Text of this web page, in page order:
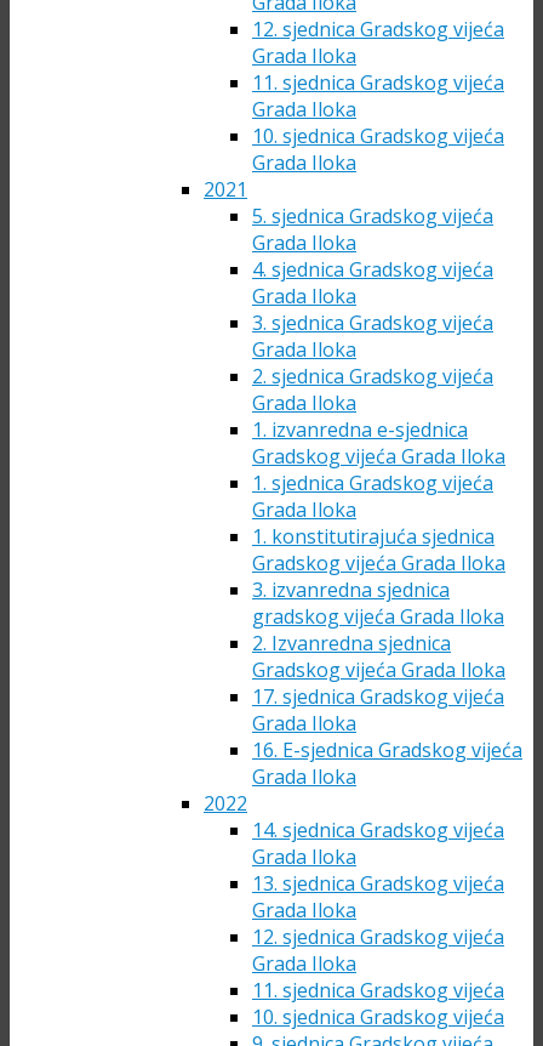
12. sjednica Gradskog vijeća
Grada Iloka
11. sjednica Gradskog vijeća
Grada Iloka
10. sjednica Gradskog vijeća
Grada Iloka
2021
5. sjednica Gradskog vijeća
Grada Iloka
4. sjednica Gradskog vijeća
Grada Iloka
3. sjednica Gradskog vijeća
Grada Iloka
2. sjednica Gradskog vijeća
Grada Iloka
1. izvanredna e-sjednica
Gradskog vijeća Grada Iloka
1. sjednica Gradskog vijeća
Grada Iloka
1. konstitutirajuća sjednica
Gradskog vijeća Grada Iloka
3. izvanredna sjednica
gradskog vijeća Grada Iloka
2. Izvanredna sjednica
Gradskog vijeća Grada Iloka
17. sjednica Gradskog vijeća
Grada Iloka
16. E-sjednica Gradskog vijeća
Grada Iloka
2022
14. sjednica Gradskog vijeća
Grada Iloka
13. sjednica Gradskog vijeća
Grada Iloka
12. sjednica Gradskog vijeća
Grada Iloka
11. sjednica Gradskog vijeća
10. sjednica Gradskog vijeća